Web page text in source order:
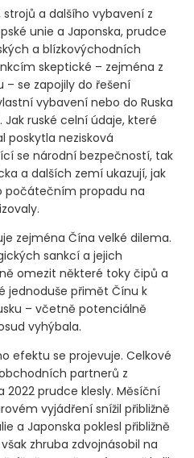
a dalšího vybavení z
unie a Japonska, prudce
a blízkovýchodních
skeptické – zejména z
– se zapojily do řešení
vybavení nebo do Ruska
ruské celní údaje, které
poskytla nezisková
se národní bezpečností, tak
a dalších zemí ukazují, jak
počátečním propadu na
zejména Čína velké dilema.
sankcí a jejich
omezit některé toky čipů a
jednoduše přimět Čínu k
– včetně potenciálně
vyhýbala.
efektu se projevuje. Celkové
partnerů z
prudce klesly. Měsíční
vyjádření snížil přibližně
a Japonska poklesl přibližně
zhruba zdvojnásobil na